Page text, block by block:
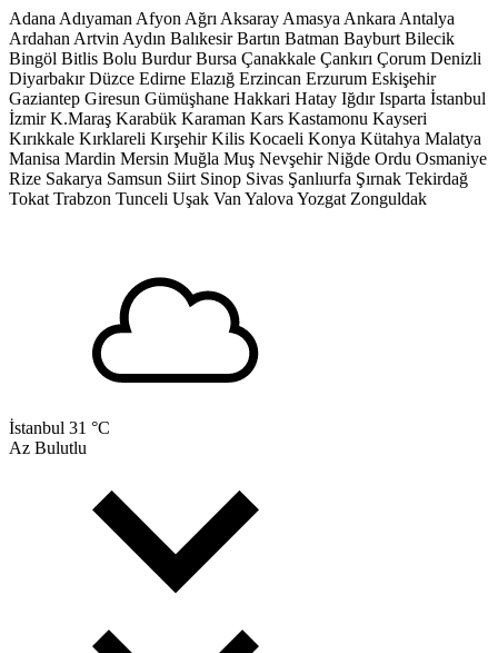
Adana Adıyaman Afyon Ağrı Aksaray Amasya Ankara Antalya
Ardahan Artvin Aydın Balıkesir Bartın Batman Bayburt Bilecik
Bingöl Bitlis Bolu Burdur Bursa Çanakkale Çankırı Çorum Denizli
Diyarbakır Düzce Edirne Elazığ Erzincan Erzurum Eskişehir
Gaziantep Giresun Gümüşhane Hakkari Hatay Iğdır Isparta İstanbul
İzmir K.Maraş Karabük Karaman Kars Kastamonu Kayseri
Kırıkkale Kırklareli Kırşehir Kilis Kocaeli Konya Kütahya Malatya
Manisa Mardin Mersin Muğla Muş Nevşehir Niğde Ordu Osmaniye
Rize Sakarya Samsun Siirt Sinop Sivas Şanlıurfa Şırnak Tekirdağ
Tokat Trabzon Tunceli Uşak Van Yalova Yozgat Zonguldak
İstanbul 31 °C
Az Bulutlu